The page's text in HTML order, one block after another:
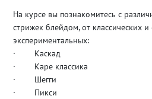
На курсе вы познакомитесь с
стрижек блейдом, от классических
экспериментальных:
· Каскад
· Каре классика
· Шегги
· Пикси